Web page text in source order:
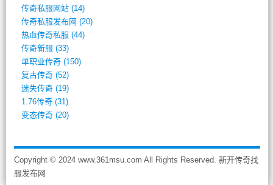
传奇私服网站(14)
传奇私服发布网 (20)
热血传奇私服 (44)
传奇新服 (33)
单职业传奇(150)
复古传奇(52)
迷失传奇(19)
1.76传奇(31)
变态传奇(20)
Copyright © 2024 www.361msu.com All Rights Reserved. 新开传奇找
服发布网